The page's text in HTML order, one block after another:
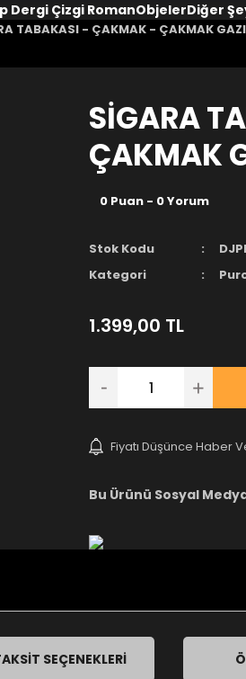
Dergi Çizgi RomanObjelerDiğer
TABAKASI - ÇAKMAK - ÇAKMAK GAZI
SİGARA
ÇAKMAK
0 Puan - 0 Yorum
Stok Kodu
Kategori
1.399,00 TL
Fiyatı Düşünce Haber
Bu Ürünü Sosyal
SEÇENEKLERI